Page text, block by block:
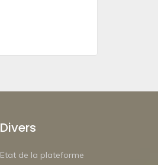
Divers
Etat de la plateforme